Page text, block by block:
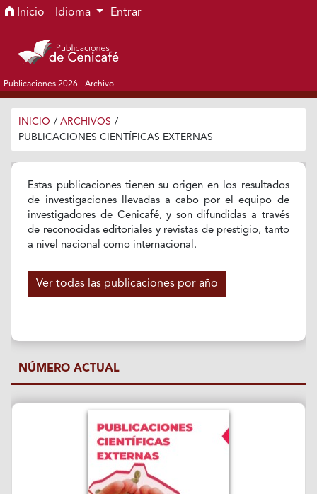
Ir al menú de navegación principal
Ir al contenido principal
Ir al pie de página del sitio
Inicio Idioma Entrar
Publicaciones 2026 Archivo
INICIO / ARCHIVOS /
PUBLICACIONES CIENTÍFICAS EXTERNAS
Estas publicaciones tienen su origen en los resultados
de investigaciones llevadas a cabo por el equipo de
investigadores de Cenicafé, y son difundidas a través
de reconocidas editoriales y revistas de prestigio, tanto
a nivel nacional como internacional.
Ver todas las publicaciones por año
NÚMERO ACTUAL